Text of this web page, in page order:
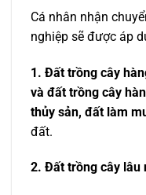
Cá nhân nhận
nghiệp sẽ được áp
1. Đất trồng cây
và đất trồng cây
thủy sản, đất làm
đất.
2. Đất trồng cây lâu